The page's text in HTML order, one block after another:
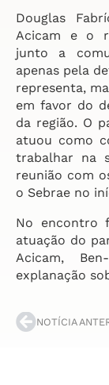
Douglas
Acicam e o
junto a
apenas pela
representa,
em favor do
da região. O
atuou como
trabalhar na
reunião com
o Sebrae no
No encontro
atuação do
Acicam,
explanação
NOTÍCIA